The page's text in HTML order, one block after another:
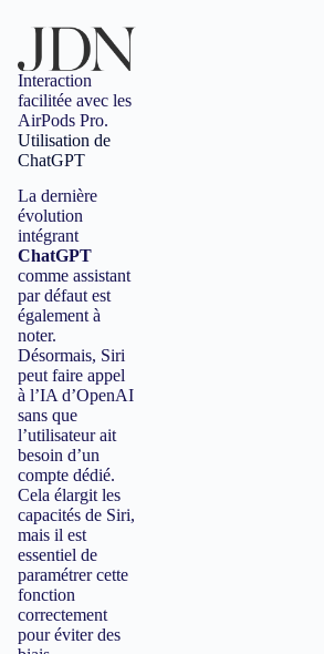
Interaction
facilitée avec les
AirPods Pro.
Utilisation de
ChatGPT
La dernière
évolution
intégrant
ChatGPT
comme assistant
par défaut est
également à
noter.
Désormais, Siri
peut faire appel
à l’IA d’OpenAI
sans que
l’utilisateur ait
besoin d’un
compte dédié.
Cela élargit les
capacités de Siri,
mais il est
essentiel de
paramétrer cette
fonction
correctement
pour éviter des